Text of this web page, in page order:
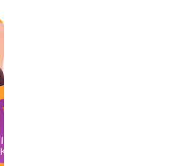
In de
Kantine